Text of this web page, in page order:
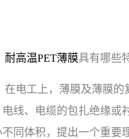
耐高温PET薄膜具有哪些
在电工上，薄膜及薄膜
线、电缆的包扎绝缘或
不同体积，提出一个重要